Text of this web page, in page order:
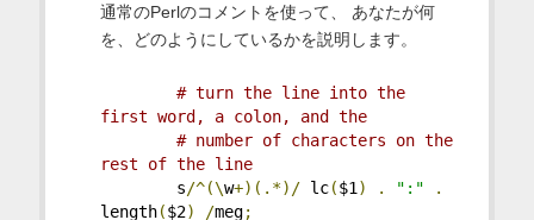
通常のPerlのコメントを使って、 あなたが何
を、どのようにしているかを説明します。
# turn the line into the
first word, a colon, and the
# number of characters on the
rest of the line
s/^(\w+)(.*)/ lc($1 ) . ":"
.
length($2) /meg;